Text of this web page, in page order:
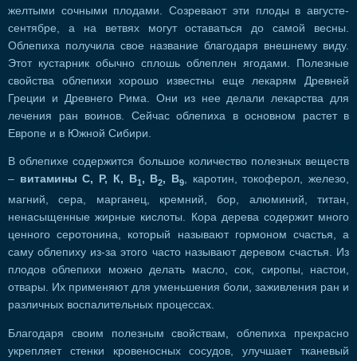
желтыми сочными плодами. Созревают эти плоды в августе-
сентябре, а на ветвях могут оставаться до самой весны.
Облепиха получила свое название благодаря внешнему виду.
Этот кустарник обычно сплошь облеплен ягодами. Полезные
свойства облепихи хорошо известны еще лекарям Древней
Греции и Древнего Рима. Они из нее делали лекарства для
лечения ран воинов. Сейчас облепиха в основном растет в
Европе и в Южной Сибири.
В облепихе содержится большое количество полезных веществ
– витамины С, Р, К, В1, В2, В9, каротин, токоферол, железо,
магний, сера, марганец, кремний, бор, алюминий, титан,
ненасыщенные жирные кислоты. Кора дерева содержит много
ценного серотонина, который называют гормоном счастья, а
саму облепиху из-за этого часто называют деревом счастья. Из
плодов облепихи можно делать масло, сок, сиропы, настои,
отвары. Их применяют для уменьшения боли, заживления ран и
различных воспалительных процессах.
Благодаря своим полезным свойствам, облепиха прекрасно
укрепляет стенки кровеносных сосудов, улучшает тканевый